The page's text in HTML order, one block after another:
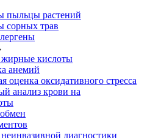
пыльцы растений
сорных трав
кислоты
анемий
оценка оксидативного стресса
анализ крови на
диагностики